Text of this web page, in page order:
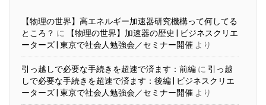
【物理の世界】高エネルギー加速器研究機構って何してる
ところ？ に
【物理の世界】加速器の歴史 | ビジネスクリエ
ーターズ | 東京で社会人勉強会／セミナー開催 より
引っ越しで必要な手続きを超速で済ます：前編 に 引っ越
しで必要な手続きを超速で済ます：後編 | ビジネスクリエ
ーターズ | 東京で社会人勉強会／セミナー開催 より